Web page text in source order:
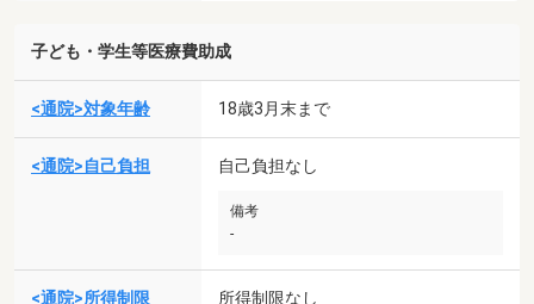
子ども・学生等医療費助成
<通院>対象年齢 18歳3月末まで
<通院>自己負担 自己負担なし
備考
-
<通院>所得制限 所得制限なし